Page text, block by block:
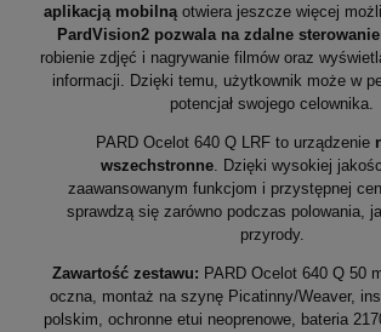
aplikacją mobilnąotwiera jeszcze więcej
PardVision2 pozwala na zdalne
robienie zdjęć i nagrywanie filmów oraz
informacji. Dzięki temu, użytkownik może w
potencjał swojego celownika.
PARD Ocelot 640 Q LRF to urządzenie
wszechstronne. Dzięki wysokiej
zaawansowanym funkcjom i przystępnej
sprawdzą się zarówno podczas polowania,
przyrody.
Zawartość zestawu: PARD Ocelot 640 Q 50
oczna, montaż na szynę Picatinny/Weaver,
polskim, ochronne etui neoprenowe, bateria